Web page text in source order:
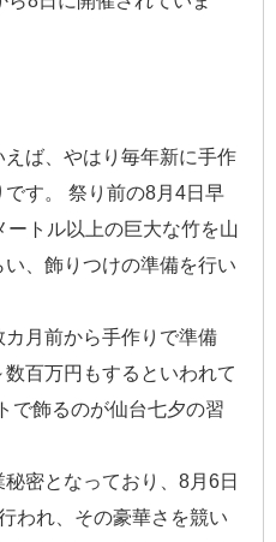
ば、やはり毎年新に手作
す。 祭り前の8月4日早
トル以上の巨大な竹を山
、飾りつけの準備を行い
月前から手作りで準備
百万円もするといわれて
で飾るのが仙台七夕の習
密となっており、8月6日
われ、その豪華さを競い